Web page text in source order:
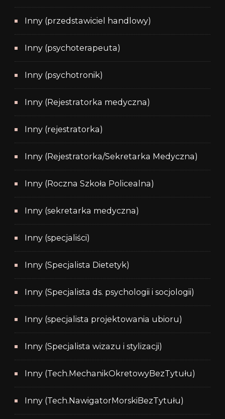
Inny (przedstawiciel handlowy)
Inny (psychoterapeuta)
Inny (psychotronik)
Inny (Rejestratorka medyczna)
Inny (rejestratorka)
Inny (Rejestratorka/Sekretarka Medyczna)
Inny (Roczna Szkoła Policealna)
Inny (sekretarka medyczna)
Inny (specjaliści)
Inny (Specjalista Dietetyk)
Inny (Specjalista ds. psychologii i socjologii)
Inny (specjalista projektowania ubioru)
Inny (Specjalista wizazu i stylizacji)
Inny (Tech.MechanikOkretowyBezTytułu)
Inny (Tech.NawigatorMorskiBezTytułu)